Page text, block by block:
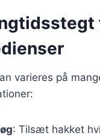
varieres på
: Tilsæt hakket